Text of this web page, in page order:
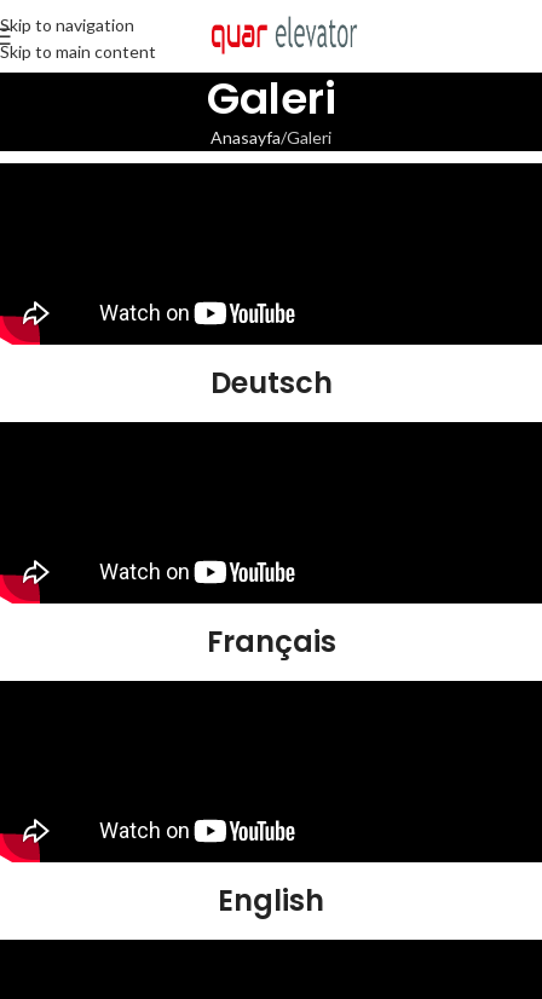
Skip to navigation
Skip to main content
Galeri
Anasayfa Galeri
Deutsch
Français
English